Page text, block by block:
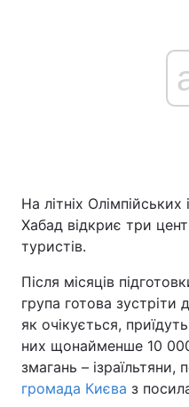
Головна
Україна
Економіка
На літніх
Хабад відкриє три
туристів.
Після місяців
група готова зустріти
як очікується,
них щонайменше 10 000
змагань – ізраїльтяни,
громада Києва з